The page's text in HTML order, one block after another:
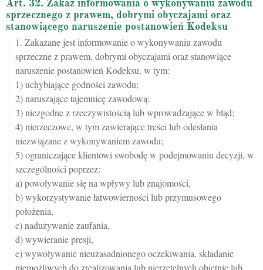
Art. 32. Zakaz informowania o wykonywaniu zawodu
sprzecznego z prawem, dobrymi obyczajami oraz
stanowiącego naruszenie postanowień Kodeksu
1. Zakazane jest informowanie o wykonywaniu zawodu
sprzeczne z prawem, dobrymi obyczajami oraz stanowiące
naruszenie postanowień Kodeksu, w tym:
1) uchybiające godności zawodu;
2) naruszające tajemnicę zawodową;
3) niezgodne z rzeczywistością lub wprowadzające w błąd;
4) nierzeczowe, w tym zawierające treści lub odesłania
niezwiązane z wykonywaniem zawodu;
5) ograniczające klientowi swobodę w podejmowaniu decyzji, w
szczególności poprzez:
a) powoływanie się na wpływy lub znajomości,
b) wykorzystywanie łatwowierności lub przymusowego
położenia,
c) nadużywanie zaufania,
d) wywieranie presji,
e) wywoływanie nieuzasadnionego oczekiwania, składanie
niemożliwych do zrealizowania lub nierzetelnych obietnic lub